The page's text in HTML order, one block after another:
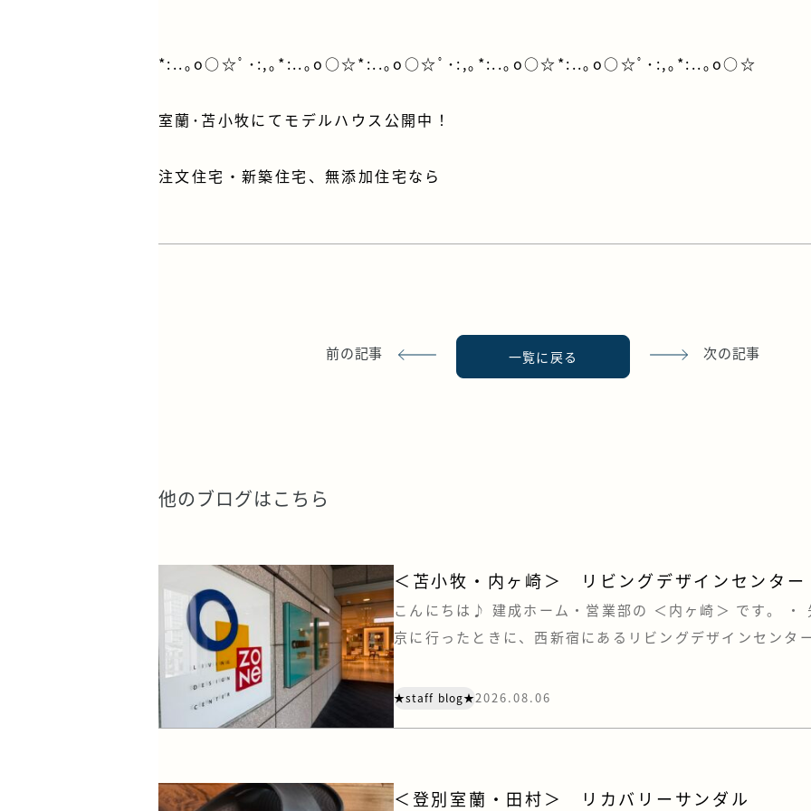
*:..｡o○☆ﾟ･:,｡*:..｡o○☆*:..｡o○☆ﾟ･:,｡*:..｡o○☆*:..｡o○☆ﾟ･:,｡*:..｡o○☆
室蘭･苫小牧にてモデルハウス公開中！
注文住宅・新築住宅、無添加住宅なら
前の記事 一覧に戻る 次の記事
他のブログはこちら
＜苫小牧・内ヶ崎＞ リビングデザインセンター
こんにちは♪ 建成ホーム・営業部の ＜内ヶ崎＞ です。 ・
京に行ったときに、西新宿にあるリビングデザインセンタ
ム・ショップが集う、住まいとインテリアの情報センター
★staff blog★2026.08.06
＜登別室蘭・田村＞ リカバリーサンダル